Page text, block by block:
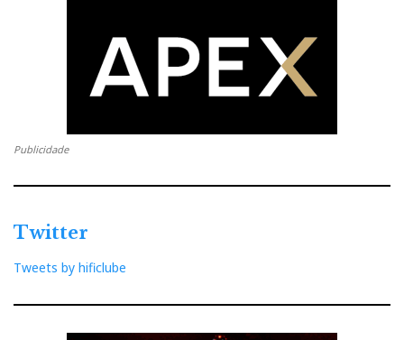
Publicidade
Twitter
Tweets by hificlube